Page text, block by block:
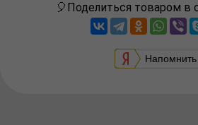
🎈Поделиться товаром в
Напомнить